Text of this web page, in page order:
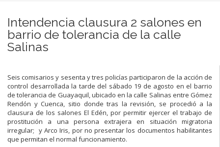
Intendencia clausura 2 salones en
barrio de tolerancia de la calle
Salinas
Seis comisarios y sesenta y tres policías participaron de la acción de
control desarrollada la tarde del sábado 19 de agosto en el barrio
de tolerancia de Guayaquil, ubicado en la calle Salinas entre Gómez
Rendón y Cuenca, sitio donde tras la revisión, se procedió a la
clausura de los salones El Edén, por permitir ejercer el trabajo de
prostitución a una persona extrajera en situación migratoria
irregular; y Arco Iris, por no presentar los documentos habilitantes
que permitan el normal funcionamiento.